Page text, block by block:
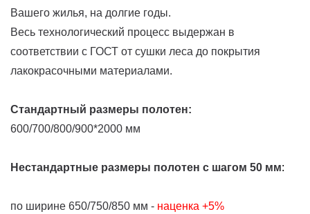
Вашего жилья, на долгие годы.
Весь технологический процесс выдержан в
соответствии с ГОСТ от сушки леса до покрытия
лакокрасочными материалами.
Стандартный размеры полотен:
600/700/800/900*2000 мм
Нестандартные размеры полотен с шагом 50 мм:
по ширине 650/750/850 мм - наценка +5%